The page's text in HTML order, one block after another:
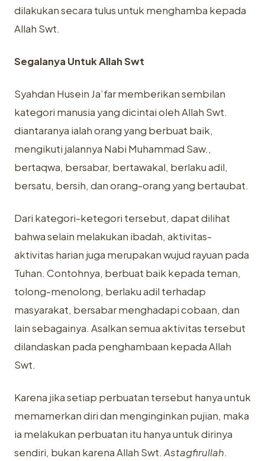
dilakukan secara tulus untuk menghamba kepada
Allah Swt.
Segalanya Untuk Allah Swt
Syahdan Husein Ja’far memberikan sembilan
kategori manusia yang dicintai oleh Allah Swt.
diantaranya ialah orang yang berbuat baik,
mengikuti jalannya Nabi Muhammad Saw.,
bertaqwa, bersabar, bertawakal, berlaku adil,
bersatu, bersih, dan orang-orang yang bertaubat.
Dari kategori-ketegori tersebut, dapat dilihat
bahwa selain melakukan ibadah, aktivitas-
aktivitas harian juga merupakan wujud rayuan pada
Tuhan. Contohnya, berbuat baik kepada teman,
tolong-menolong, berlaku adil terhadap
masyarakat, bersabar menghadapi cobaan, dan
lain sebagainya. Asalkan semua aktivitas tersebut
dilandaskan pada penghambaan kepada Allah
Swt.
Karena jika setiap perbuatan tersebut hanya untuk
memamerkan diri dan menginginkan pujian, maka
ia melakukan perbuatan itu hanya untuk dirinya
sendiri, bukan karena Allah Swt. Astagfirullah.